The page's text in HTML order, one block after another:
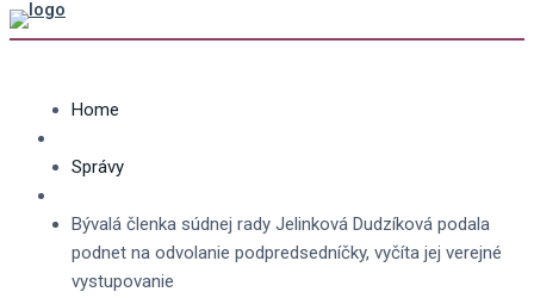
Home
Správy
Bývalá členka súdnej rady Jelinková Dudzíková podala
podnet na odvolanie podpredsedníčky, vyčíta jej verejné
vystupovanie